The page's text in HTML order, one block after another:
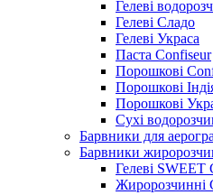
Гелеві
Гелеві Сладо
Гелеві Украса
Паста Confiseur
Порошкові
Порошкові
Порошкові
Сухі
Барвники для
Барвники
Гелеві SWEET
Жиророзчинні